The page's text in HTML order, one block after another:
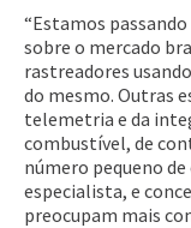
“Estamos
sobre o mercado
rastreadores
do mesmo. Outras
telemetria e da
combustível, de
número pequeno
especialista, e
preocupam mais